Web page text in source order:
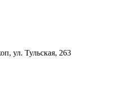
ул. Тульская, 263